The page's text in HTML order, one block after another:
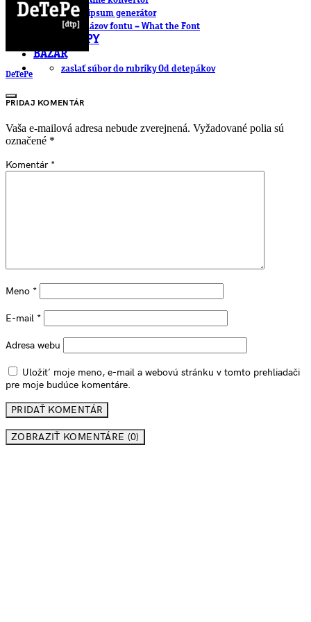
lorem ipsum generátor
zistiť názov fontu – What the Font
WORKSHOPY
BAZÁR
zaslať súbor do rubriky Od detepákov
DeTePe
PRIDAJ KOMENTÁR
Vaša e-mailová adresa nebude zverejnená. Vyžadované polia sú
označené *
Komentár *
Meno *
E-mail *
Adresa webu
Uložiť moje meno, e-mail a webovú stránku v tomto prehliadači
pre moje budúce komentáre.
ZOBRAZIŤ KOMENTÁRE (0)